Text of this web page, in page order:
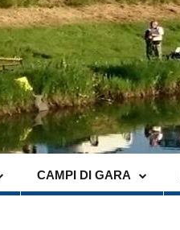
CAMPI DI GARA